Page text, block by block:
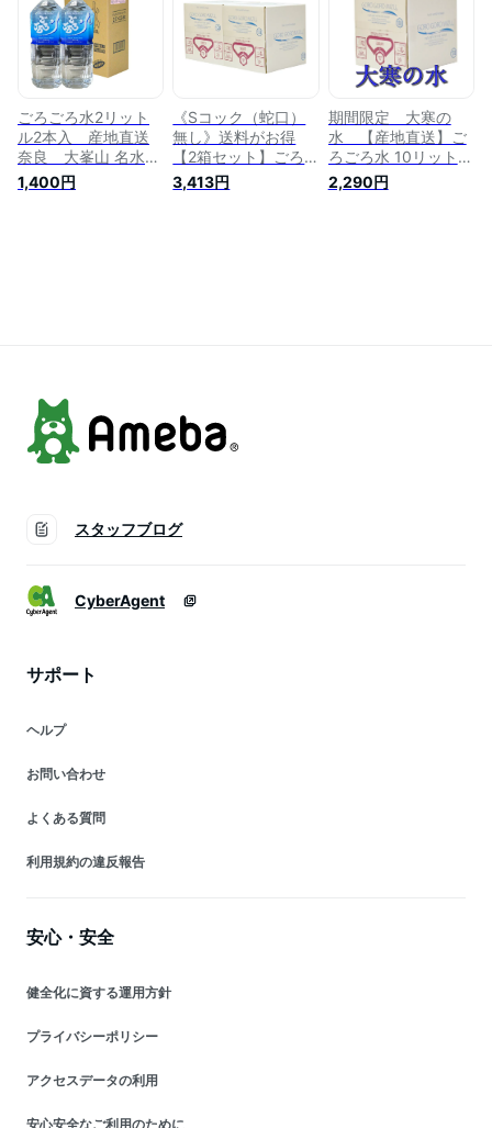
20Lbox 奈良 大峯
山 名水百選 ミネラ
ルウォーター お中
元 お歳暮 吉野郡天
川村 水 みず ゴロ
ゴロ水
ラルウォーター 国内
天然水 ギフト お中
元 お歳暮 吉野郡天
川村 水 みず ゴ
ごろごろ水2リット
ル2本入 産地直送
奈良 大峯山 名水百
選 ミネラルウォータ
ー 国内天然水 ギフ
1,400円
《Sコック（蛇口）
無し》送料がお得
【2箱セット】ごろ
ごろ水10リットル
(BOX）×2箱（北海
3,413円
期間限定 大寒の
水 【産地直送】ご
ろごろ水 10リットル
ボックス 奈良 大峯
山 国内天然水 ミネ
2,290円
スタッフブログ
CyberAgent
サポート
ヘルプ
お問い合わせ
よくある質問
利用規約の違反報告
安心・安全
健全化に資する運用方針
プライバシーポリシー
アクセスデータの利用
安心安全なご利用のために